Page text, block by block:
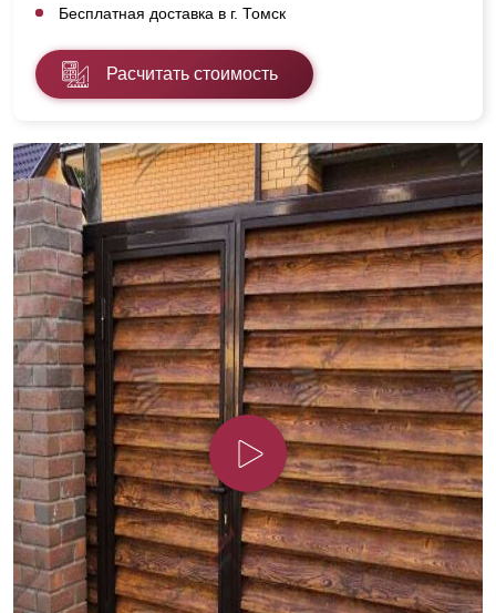
Бесплатная доставка в г. Томск
Расчитать стоимость